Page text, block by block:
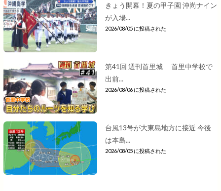
きょう開幕！夏の甲子園 沖尚ナイン
が入場...
2026/08/05 に投稿された
第41回 週刊首里城 首里中学校で
出前...
2026/08/06 に投稿された
台風13号が大東島地方に接近 今後
は本島...
2026/08/05 に投稿された